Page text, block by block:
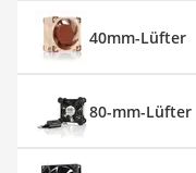
40mm-Lüfter
80-mm-Lüfter